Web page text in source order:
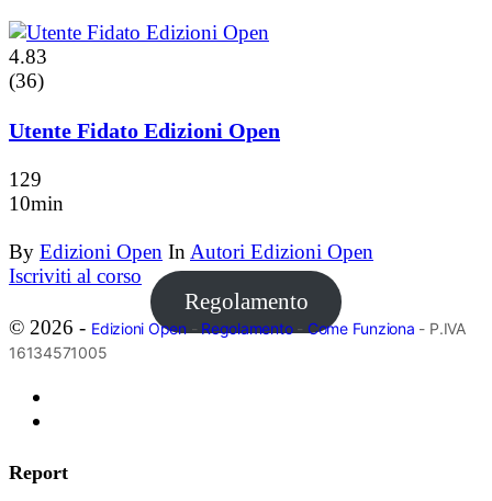
4.83
(36)
Utente Fidato Edizioni Open
129
10min
By Edizioni Open InAutori Edizioni Open
Iscriviti al corso
Regolamento
© 2026 - Edizioni Open - Regolamento- Come Funziona - P.IVA
16134571005
Report